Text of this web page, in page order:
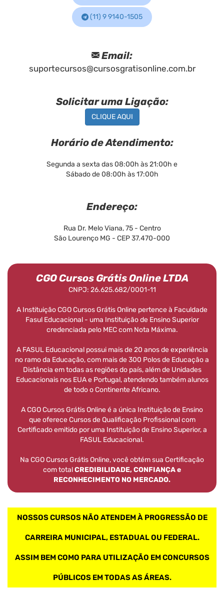
(11) 9 9140-1505
Email:
suportecursos@cursosgratisonline.com.br
Solicitar uma Ligação:
CLIQUE AQUI
Horário de Atendimento:
Segunda a sexta das 08:00h às 21:00h e
Sábado de 08:00h às 17:00h
Endereço:
Rua Dr. Melo Viana, 75 - Centro
São Lourenço MG - CEP 37.470-000
CGO Cursos Grátis Online LTDA
CNPJ: 26.625.682/0001-11
A Instituição CGO Cursos Grátis Online pertence à Faculdade
Fasul Educacional - uma Instituição de Ensino Superior
credenciada pelo MEC com Nota Máxima.
A FASUL Educacional possui mais de 20 anos de experiência
no ramo da Educação, com mais de 300 Polos de Educação a
Distância em todas as regiões do país, além de Unidades
Educacionais nos EUA e Portugal, atendendo também alunos
de todo o Continente Africano.
A CGO Cursos Grátis Online é a única Instituição de Ensino
que oferece Cursos de Qualificação Profissional com
Certificado emitido por uma Instituição de Ensino Superior, a
FASUL Educacional.
Na CGO Cursos Grátis Online, você obtém sua Certificação
com totalCREDIBILIDADE, CONFIANÇA e
RECONHECIMENTO NO MERCADO.
NOSSOS CURSOS NÃO ATENDEM À PROGRESSÃO DE
CARREIRA MUNICIPAL, ESTADUAL OU FEDERAL.
ASSIM BEM COMO PARA UTILIZAÇÃO EM CONCURSOS
PÚBLICOS EM TODAS AS ÁREAS.